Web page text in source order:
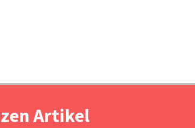
Artikel